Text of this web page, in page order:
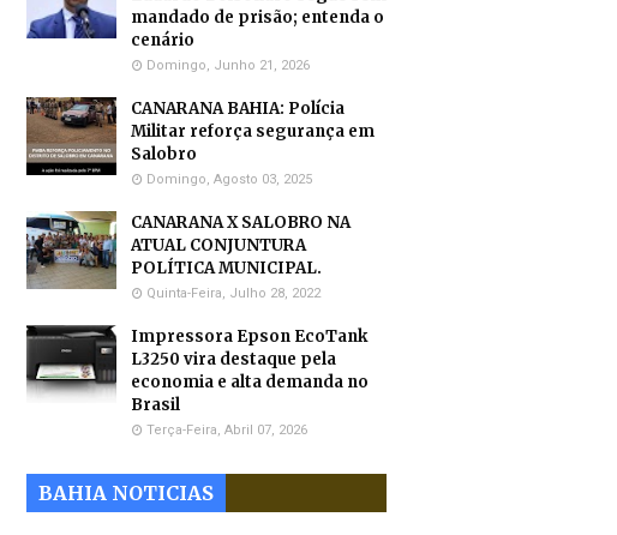
mandado de prisão; entenda o
cenário
Domingo, Junho 21, 2026
CANARANA BAHIA: Polícia
Militar reforça segurança em
Salobro
Domingo, Agosto 03, 2025
CANARANA X SALOBRO NA
ATUAL CONJUNTURA
POLÍTICA MUNICIPAL.
Quinta-Feira, Julho 28, 2022
Impressora Epson EcoTank
L3250 vira destaque pela
economia e alta demanda no
Brasil
Terça-Feira, Abril 07, 2026
BAHIA NOTICIAS